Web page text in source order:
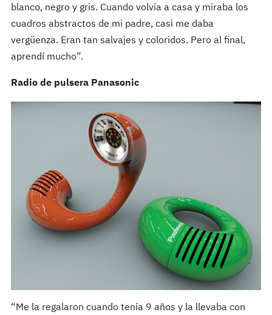
blanco, negro y gris. Cuando volvía a casa y miraba los
cuadros abstractos de mi padre, casi me daba
vergüenza. Eran tan salvajes y coloridos. Pero al final,
aprendí mucho”.
Radio de pulsera Panasonic
“Me la regalaron cuando tenía 9 años y la llevaba con